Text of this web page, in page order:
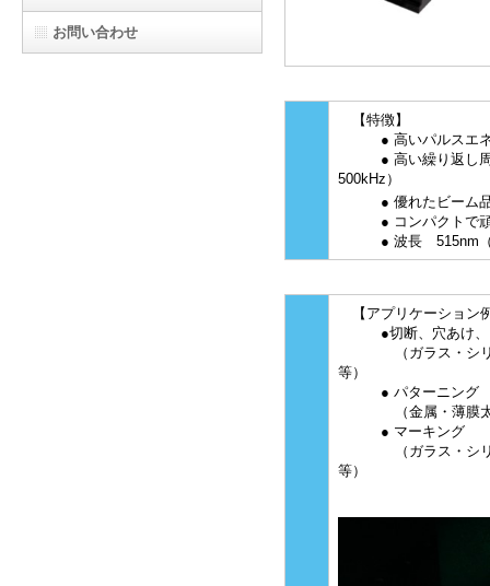
【特徴】
● 高いパルスエネ
● 高い繰り返し周
500kHz）
● 優れたビーム品
● コンパクトで
● 波長 515nm（
【アプリケーシ
●切断、穴あけ、
（ガラス・シリコ
等）
● パターニング
（金属・薄膜太
● マーキング
（ガラス・シリコ
等）
お問い合わせ